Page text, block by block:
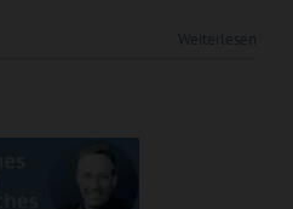
Weiterlesen